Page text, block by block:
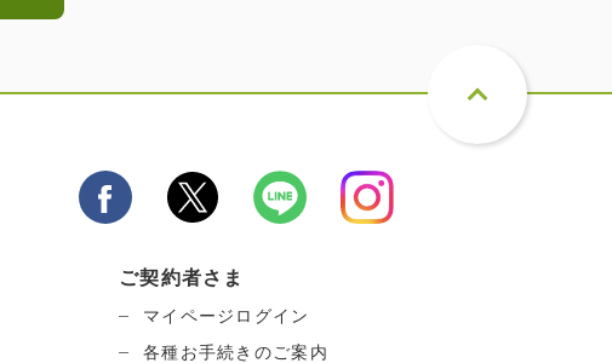
ご契約者さま
マイページログイン
各種お手続きのご案内